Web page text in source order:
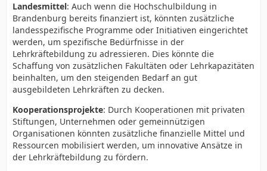
Landesmittel: Auch wenn die Hochschulbildung in
Brandenburg bereits finanziert ist, könnten zusätzliche
landesspezifische Programme oder Initiativen eingerichtet
werden, um spezifische Bedürfnisse in der
Lehrkräftebildung zu adressieren. Dies könnte die
Schaffung von zusätzlichen Fakultäten oder Lehrkapazitäten
beinhalten, um den steigenden Bedarf an gut
ausgebildeten Lehrkräften zu decken.
Kooperationsprojekte: Durch Kooperationen mit privaten
Stiftungen, Unternehmen oder gemeinnützigen
Organisationen könnten zusätzliche finanzielle Mittel und
Ressourcen mobilisiert werden, um innovative Ansätze in
der Lehrkräftebildung zu fördern.